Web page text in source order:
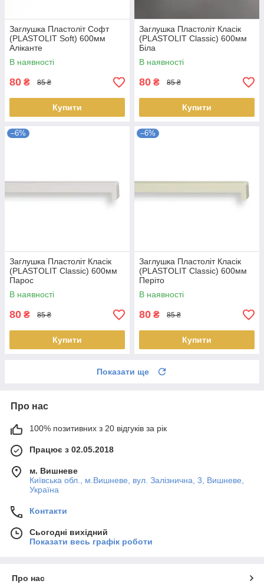
Заглушка Пластоліт Софт
(PLASTOLIT Soft) 600мм
Аліканте
В наявності
80 ₴ 85 ₴
Купити
Заглушка Пластоліт Класік
(PLASTOLIT Classic) 600мм
Біла
В наявності
80 ₴ 85 ₴
Купити
–6%
Заглушка Пластоліт Класік
(PLASTOLIT Classic) 600мм
Парос
В наявності
80 ₴ 85 ₴
Купити
–6%
Заглушка Пластоліт Класік
(PLASTOLIT Classic) 600мм
Періто
В наявності
80 ₴ 85 ₴
Купити
Показати ще
Про нас
100% позитивних з 20 відгуків за рік
Працює з 02.05.2018
м. Вишневе
Київська обл., м.Вишневе, вул. Залізнична, 3, Вишневе,
Україна
Контакти
Сьогодні вихідний
Показати весь графік роботи
Про нас